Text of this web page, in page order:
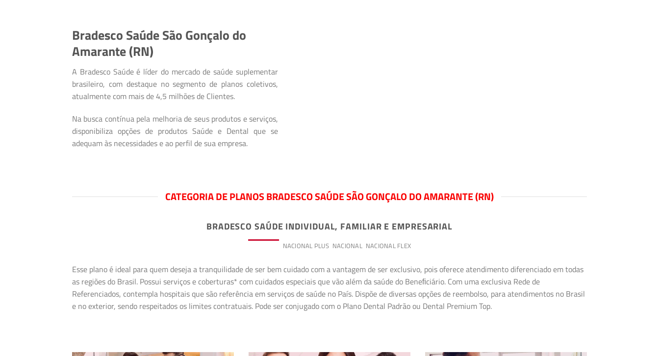
Bradesco Saúde São Gonçalo do
Amarante (RN)
A Bradesco Saúde é líder do mercado de saúde suplementar
brasileiro, com destaque no segmento de planos coletivos,
atualmente com mais de 4,5 milhões de Clientes.
Na busca contínua pela melhoria de seus produtos e serviços,
disponibiliza opções de produtos Saúde e Dental que se
adequam às necessidades e ao perfil de sua empresa.
CATEGORIA DE PLANOS BRADESCO SAÚDE SÃO GONÇALO DO AMARANTE (RN)
BRADESCO SAÚDE INDIVIDUAL, FAMILIAR E EMPRESARIAL
NACIONAL PLUS NACIONAL NACIONAL FLEX
Esse plano é ideal para quem deseja a tranquilidade de ser bem cuidado com a vantagem de ser exclusivo, pois oferece atendimento diferenciado em todas
as regiões do Brasil. Possui serviços e coberturas* com cuidados especiais que vão além da saúde do Beneﬁciário. Com uma exclusiva Rede de
Referenciados, contempla hospitais que são referência em serviços de saúde no País. Dispõe de diversas opções de reembolso, para atendimentos no Brasil
e no exterior, sendo respeitados os limites contratuais. Pode ser conjugado com o Plano Dental Padrão ou Dental Premium Top.